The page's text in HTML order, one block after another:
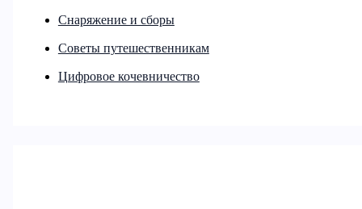
Снаряжение и сборы
Советы путешественникам
Цифровое кочевничество